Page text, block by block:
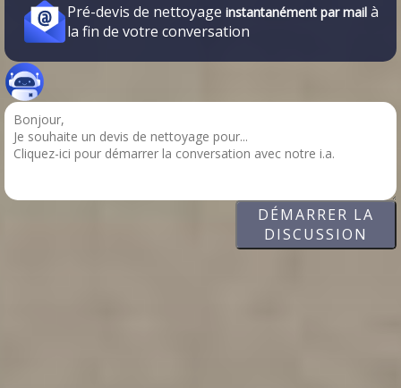
Pré-devis de nettoyage instantanément par mail à
la fin de votre conversation
DÉMARRER LA
DISCUSSION